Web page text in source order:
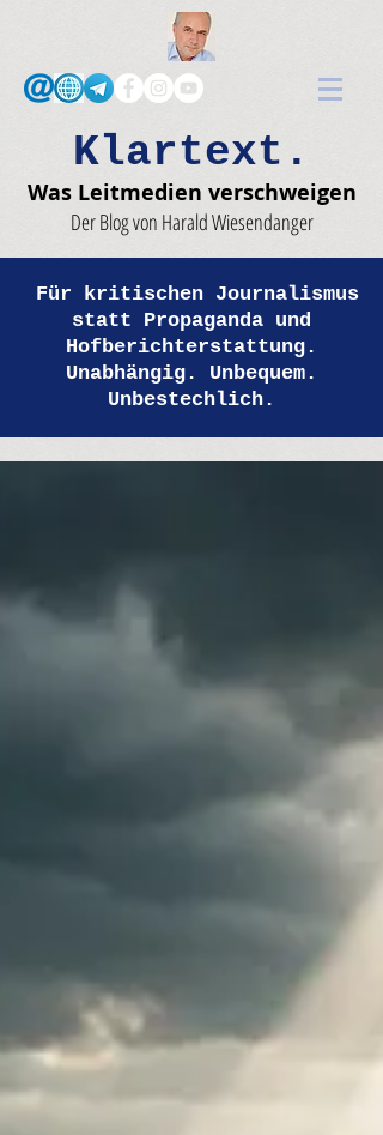
Klartext.
Was Leitmedien verschweigen
Der Blog von Harald Wiesendanger
Für kritischen Journalismus
statt Propaganda und
Hofberichterstattung.
Unabhängig. Unbequem.
Unbestechlich.